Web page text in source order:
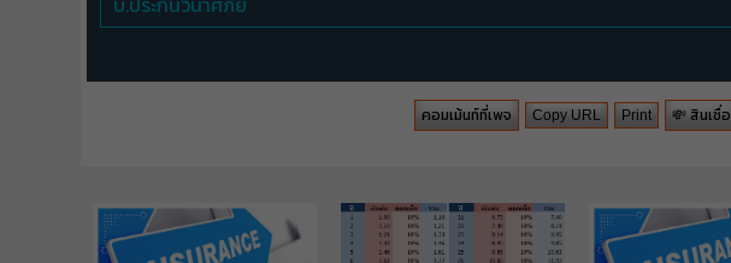
คอมเม้นท์ที่เพจ Copy URL Print 💸 สินเชื่อ